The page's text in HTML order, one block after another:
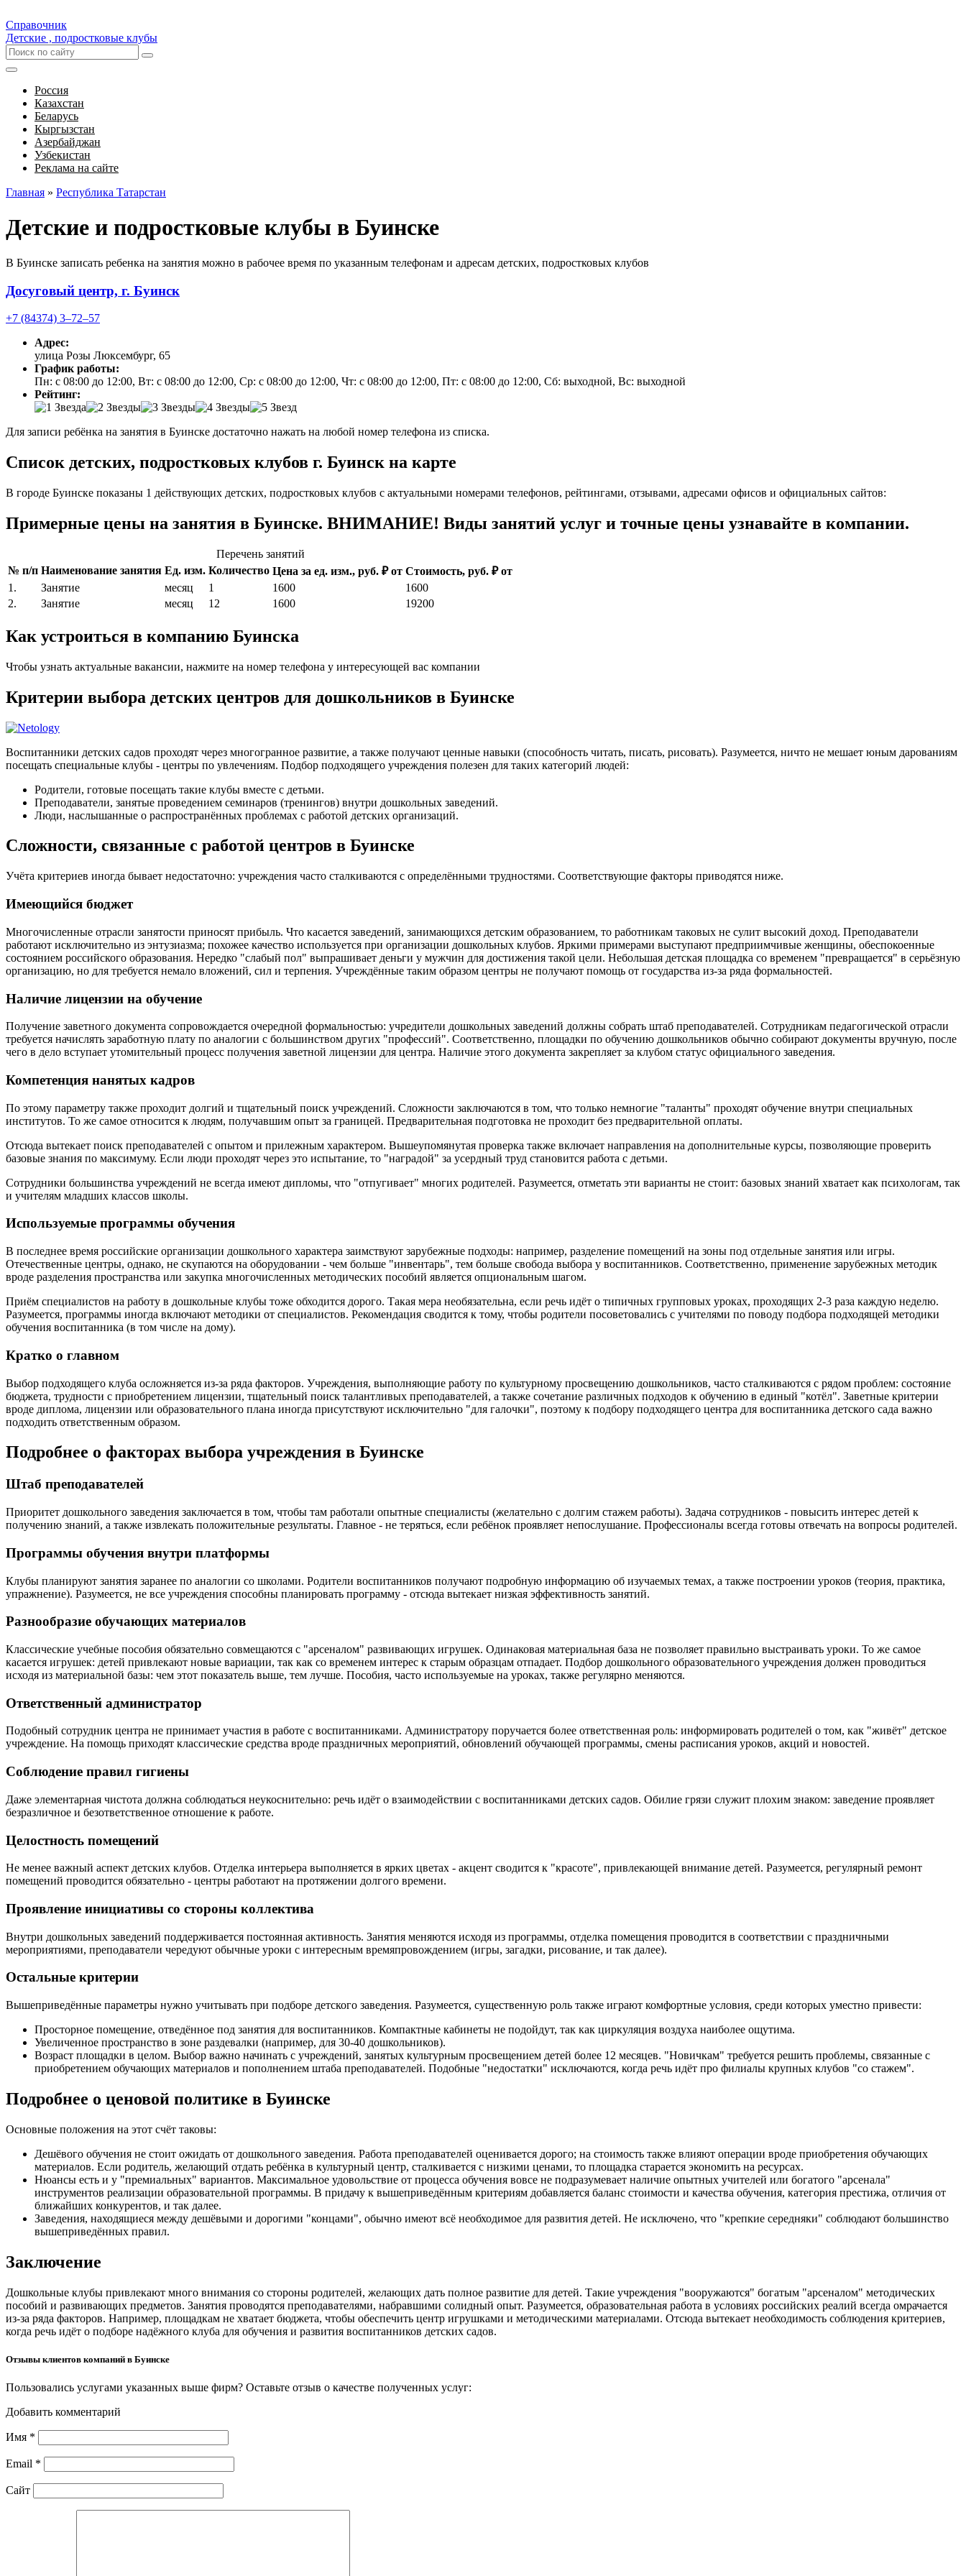
Справочник
Детские , подростковые клубы
Россия
Казахстан
Беларусь
Кыргызстан
Азербайджан
Узбекистан
Реклама на сайте
Главная » Республика Татарстан
Детские и подростковые клубы в Буинске
В Буинске записать ребенка на занятия можно в рабочее время по указанным телефонам и адресам детских, подростковых клубов
Досуговый центр, г. Буинск
+7 (84374) 3‒72‒57
Адрес:
улица Розы Люксембург, 65
График работы:
Пн: с 08:00 до 12:00, Вт: с 08:00 до 12:00, Ср: с 08:00 до 12:00, Чт: с 08:00 до 12:00, Пт: с 08:00 до 12:00, Сб: выходной, Вс: выходной
Рейтинг:
Для записи ребёнка на занятия в Буинске достаточно нажать на любой номер телефона из списка.
Список детских, подростковых клубов г. Буинск на карте
В городе Буинске показаны 1 действующих детских, подростковых клубов с актуальными номерами телефонов, рейтингами, отзывами, адресами офисов и официальных сайтов:
Примерные цены на занятия в Буинске. ВНИМАНИЕ! Виды занятий услуг и точные цены узнавайте в компании.
Перечень занятий
№ п/п Наименование занятия Ед. изм. Количество Цена за ед. изм., руб. ₽ от Стоимость, руб. ₽ от
1.
Занятие месяц 1 1600
1600
2.
Занятие месяц 12 1600 19200
Как устроиться в компанию Буинска
Чтобы узнать актуальные вакансии, нажмите на номер телефона у интересующей вас компании
Критерии выбора детских центров для дошкольников в Буинске
Воспитанники детских садов проходят через многогранное развитие, а также получают ценные навыки (способность читать, писать, рисовать). Разумеется, ничто не мешает юным дарованиям
посещать специальные клубы - центры по увлечениям. Подбор подходящего учреждения полезен для таких категорий людей:
Родители, готовые посещать такие клубы вместе с детьми.
Преподаватели, занятые проведением семинаров (тренингов) внутри дошкольных заведений.
Люди, наслышанные о распространённых проблемах с работой детских организаций.
Сложности, связанные с работой центров в Буинске
Учёта критериев иногда бывает недостаточно: учреждения часто сталкиваются с определёнными трудностями. Соответствующие факторы приводятся ниже.
Имеющийся бюджет
Многочисленные отрасли занятости приносят прибыль. Что касается заведений, занимающихся детским образованием, то работникам таковых не сулит высокий доход. Преподаватели
работают исключительно из энтузиазма; похожее качество используется при организации дошкольных клубов. Яркими примерами выступают предприимчивые женщины, обеспокоенные
состоянием российского образования. Нередко "слабый пол" выпрашивает деньги у мужчин для достижения такой цели. Небольшая детская площадка со временем "превращается" в серьёзную
организацию, но для требуется немало вложений, сил и терпения. Учреждённые таким образом центры не получают помощь от государства из-за ряда формальностей.
Наличие лицензии на обучение
Получение заветного документа сопровождается очередной формальностью: учредители дошкольных заведений должны собрать штаб преподавателей. Сотрудникам педагогической отрасли
требуется начислять заработную плату по аналогии с большинством других "профессий". Соответственно, площадки по обучению дошкольников обычно собирают документы вручную, после
чего в дело вступает утомительный процесс получения заветной лицензии для центра. Наличие этого документа закрепляет за клубом статус официального заведения.
Компетенция нанятых кадров
По этому параметру также проходит долгий и тщательный поиск учреждений. Сложности заключаются в том, что только немногие "таланты" проходят обучение внутри специальных
институтов. То же самое относится к людям, получавшим опыт за границей. Предварительная подготовка не проходит без предварительной оплаты.
Отсюда вытекает поиск преподавателей с опытом и прилежным характером. Вышеупомянутая проверка также включает направления на дополнительные курсы, позволяющие проверить
базовые знания по максимуму. Если люди проходят через это испытание, то "наградой" за усердный труд становится работа с детьми.
Сотрудники большинства учреждений не всегда имеют дипломы, что "отпугивает" многих родителей. Разумеется, отметать эти варианты не стоит: базовых знаний хватает как психологам, так
и учителям младших классов школы.
Используемые программы обучения
В последнее время российские организации дошкольного характера заимствуют зарубежные подходы: например, разделение помещений на зоны под отдельные занятия или игры.
Отечественные центры, однако, не скупаются на оборудовании - чем больше "инвентарь", тем больше свобода выбора у воспитанников. Соответственно, применение зарубежных методик
вроде разделения пространства или закупка многочисленных методических пособий является опциональным шагом.
Приём специалистов на работу в дошкольные клубы тоже обходится дорого. Такая мера необязательна, если речь идёт о типичных групповых уроках, проходящих 2-3 раза каждую неделю.
Разумеется, программы иногда включают методики от специалистов. Рекомендация сводится к тому, чтобы родители посоветовались с учителями по поводу подбора подходящей методики
обучения воспитанника (в том числе на дому).
Кратко о главном
Выбор подходящего клуба осложняется из-за ряда факторов. Учреждения, выполняющие работу по культурному просвещению дошкольников, часто сталкиваются с рядом проблем: состояние
бюджета, трудности с приобретением лицензии, тщательный поиск талантливых преподавателей, а также сочетание различных подходов к обучению в единый "котёл". Заветные критерии
вроде диплома, лицензии или образовательного плана иногда присутствуют исключительно "для галочки", поэтому к подбору подходящего центра для воспитанника детского сада важно
подходить ответственным образом.
Подробнее о факторах выбора учреждения в Буинске
Штаб преподавателей
Приоритет дошкольного заведения заключается в том, чтобы там работали опытные специалисты (желательно с долгим стажем работы). Задача сотрудников - повысить интерес детей к
получению знаний, а также извлекать положительные результаты. Главное - не теряться, если ребёнок проявляет непослушание. Профессионалы всегда готовы отвечать на вопросы родителей.
Программы обучения внутри платформы
Клубы планируют занятия заранее по аналогии со школами. Родители воспитанников получают подробную информацию об изучаемых темах, а также построении уроков (теория, практика,
упражнение). Разумеется, не все учреждения способны планировать программу - отсюда вытекает низкая эффективность занятий.
Разнообразие обучающих материалов
Классические учебные пособия обязательно совмещаются с "арсеналом" развивающих игрушек. Одинаковая материальная база не позволяет правильно выстраивать уроки. То же самое
касается игрушек: детей привлекают новые вариации, так как со временем интерес к старым образцам отпадает. Подбор дошкольного образовательного учреждения должен проводиться
исходя из материальной базы: чем этот показатель выше, тем лучше. Пособия, часто используемые на уроках, также регулярно меняются.
Ответственный администратор
Подобный сотрудник центра не принимает участия в работе с воспитанниками. Администратору поручается более ответственная роль: информировать родителей о том, как "живёт" детское
учреждение. На помощь приходят классические средства вроде праздничных мероприятий, обновлений обучающей программы, смены расписания уроков, акций и новостей.
Соблюдение правил гигиены
Даже элементарная чистота должна соблюдаться неукоснительно: речь идёт о взаимодействии с воспитанниками детских садов. Обилие грязи служит плохим знаком: заведение проявляет
безразличное и безответственное отношение к работе.
Целостность помещений
Не менее важный аспект детских клубов. Отделка интерьера выполняется в ярких цветах - акцент сводится к "красоте", привлекающей внимание детей. Разумеется, регулярный ремонт
помещений проводится обязательно - центры работают на протяжении долгого времени.
Проявление инициативы со стороны коллектива
Внутри дошкольных заведений поддерживается постоянная активность. Занятия меняются исходя из программы, отделка помещения проводится в соответствии с праздничными
мероприятиями, преподаватели чередуют обычные уроки с интересным времяпровождением (игры, загадки, рисование, и так далее).
Остальные критерии
Вышеприведённые параметры нужно учитывать при подборе детского заведения. Разумеется, существенную роль также играют комфортные условия, среди которых уместно привести:
Просторное помещение, отведённое под занятия для воспитанников. Компактные кабинеты не подойдут, так как циркуляция воздуха наиболее ощутима.
Увеличенное пространство в зоне раздевалки (например, для 30-40 дошкольников).
Возраст площадки в целом. Выбор важно начинать с учреждений, занятых культурным просвещением детей более 12 месяцев. "Новичкам" требуется решить проблемы, связанные с
приобретением обучающих материалов и пополнением штаба преподавателей. Подобные "недостатки" исключаются, когда речь идёт про филиалы крупных клубов "со стажем".
Подробнее о ценовой политике в Буинске
Основные положения на этот счёт таковы:
Дешёвого обучения не стоит ожидать от дошкольного заведения. Работа преподавателей оценивается дорого; на стоимость также влияют операции вроде приобретения обучающих
материалов. Если родитель, желающий отдать ребёнка в культурный центр, сталкивается с низкими ценами, то площадка старается экономить на ресурсах.
Нюансы есть и у "премиальных" вариантов. Максимальное удовольствие от процесса обучения вовсе не подразумевает наличие опытных учителей или богатого "арсенала"
инструментов реализации образовательной программы. В придачу к вышеприведённым критериям добавляется баланс стоимости и качества обучения, категория престижа, отличия от
ближайших конкурентов, и так далее.
Заведения, находящиеся между дешёвыми и дорогими "концами", обычно имеют всё необходимое для развития детей. Не исключено, что "крепкие середняки" соблюдают большинство
вышеприведённых правил.
Заключение
Дошкольные клубы привлекают много внимания со стороны родителей, желающих дать полное развитие для детей. Такие учреждения "вооружаются" богатым "арсеналом" методических
пособий и развивающих предметов. Занятия проводятся преподавателями, набравшими солидный опыт. Разумеется, образовательная работа в условиях российских реалий всегда омрачается
из-за ряда факторов. Например, площадкам не хватает бюджета, чтобы обеспечить центр игрушками и методическими материалами. Отсюда вытекает необходимость соблюдения критериев,
когда речь идёт о подборе надёжного клуба для обучения и развития воспитанников детских садов.
Отзывы клиентов компаний в Буинске
Пользовались услугами указанных выше фирм? Оставьте отзыв о качестве полученных услуг:
Добавить комментарий
Имя *
Email *
Сайт